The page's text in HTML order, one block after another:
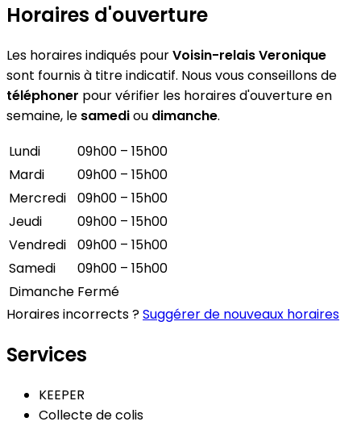
Horaires d'ouverture
Les horaires indiqués pourVoisin-relais Veronique
sont fournis à titre indicatif. Nous vous conseillons de
téléphoner pour vérifier les horaires d'ouverture en
semaine, le samediou dimanche.
Lundi
09h00 – 15h00
Mardi
09h00 – 15h00
Mercredi
09h00 – 15h00
Jeudi
09h00 – 15h00
Vendredi
09h00 – 15h00
Samedi
09h00 – 15h00
Dimanche Fermé
Horaires incorrects ?Suggérer de nouveaux horaires
Services
KEEPER
Collecte de colis